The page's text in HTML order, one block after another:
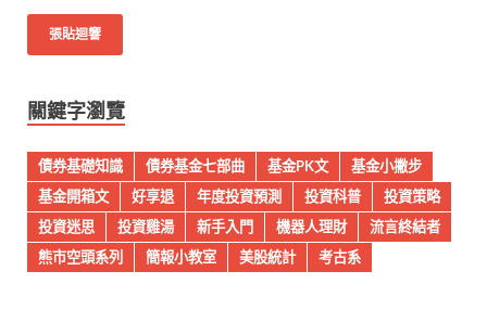
關鍵字瀏覽
債券基礎知識 債券基金七部曲 基金PK文
基金小撇步
基金開箱文
好享退 年度投資預測 投資科普
投資策略
投資迷思
投資雞湯 新手入門 機器人理財
流言終結者
熊市空頭系列
簡報小教室 美股統計 考古系